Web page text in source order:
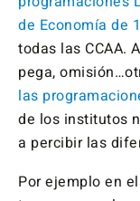
de Economía de
todas las CCAA.
pega,
las
de los institutos
a percibir las
Por ejemplo en